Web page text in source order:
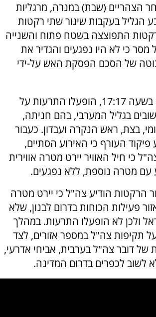
הצהריים (שבת) במנרה, מרגליות
הגליל בעקבות שיגור שתי רקטות
התפוצצה בשטח פתוח והשנייה
מסר כי לא היו נפגעים והגדיר את
של הסכם הפסקת האש על-ידי
כשעה לאחר מכן, בשעה 17:17, הופעלו התרעות על
בגליל המערבי, בהם חניתה,
בצת, ראש הנקרה ועבדון. כעבור
העורף כי האירוע הסתיים,
כי חיל האוויר יירט מטרה אווירית
עם מטרה נוספת, ללא נפגעים.
הרקטות הודיע צה"ל כי יירט מטרה
פעילות הכוחות בדרום לבנון, שלא
ולכן לא הופעלו התרעות. במהלך
על תקיפות צה"ל במספר אזורים, לצד
של דובר צה"ל בערבית, אביחי אדרעי,
לשוב לכפרים בדרום המדינה.